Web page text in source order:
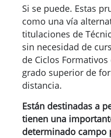
Si se puede. Estas
como una vía
titulaciones de
sin necesidad de
de Ciclos
grado superior de
distancia.
Están destinadas a
tienen una
determinado campo